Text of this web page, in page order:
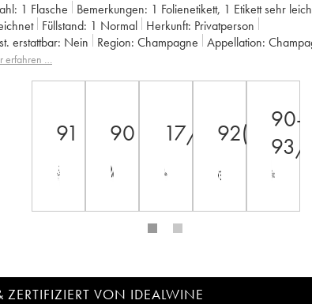
1 Flasche Bemerkungen: 1 Folienetikett, 1 Etikett sehr
Füllstand: 1 Normal Herkunft:
privatperson
erstattbar:
nein Region: Champagne Appellation:
erfahren …
91 90 17/2092(+)/100
90-
93/
ZERTIFIZIERT VON IDEALWINE